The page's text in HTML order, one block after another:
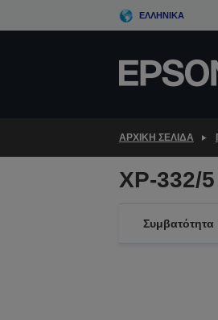
to
ΕΛΛΗΝΙΚΆ
ΑΡΧΙΚΗ ΣΕΛΙΔΑ
XP-332/
Συμβατότητα